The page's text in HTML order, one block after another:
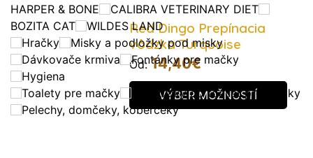
HARPER & BONE
CALIBRA VETERINARY DIET
BOZITA CAT
WILDES LAND
Hračky
Misky a podložky pod misky
Dávkovače krmiva
Fontánky pre mačky
Hygiena
Toalety pre mačky
Podstielky do toaliet pre mačky
Pelechy, domčeky, koberčeky
Red Dingo Prepínacia
vôdzka Turquoise
Od:14,40€
VÝBER MOŽNOSTÍ